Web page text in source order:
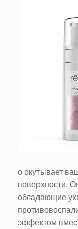
о окутывает
поверхности.
обладающие
эффектом